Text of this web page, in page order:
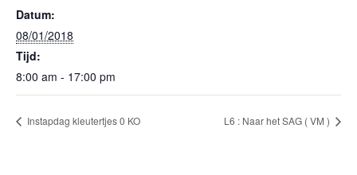
Datum:
08/01/2018
Tijd:
8:00 am - 17:00 pm
Instapdag kleutertjes 0 KO L6 : Naar het SAG ( VM )